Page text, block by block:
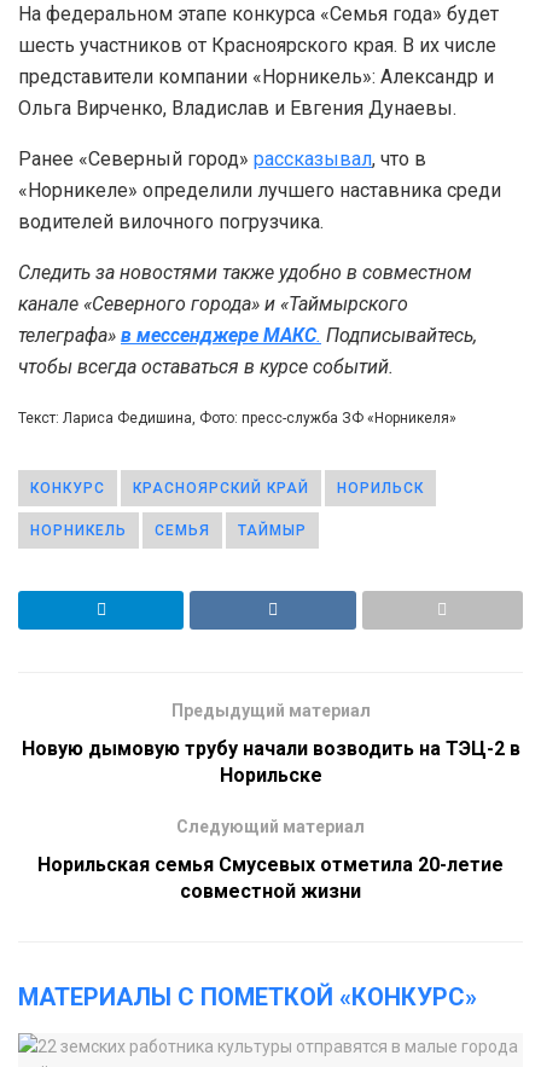
На федеральном этапе конкурса «Семья года» будет
шесть участников от Красноярского края. В их числе
представители компании «Норникель»: Александр и
Ольга Вирченко, Владислав и Евгения Дунаевы.
Ранее «Северный город» рассказывал, что в
«Норникеле» определили лучшего наставника среди
водителей вилочного погрузчика.
Следить за новостями также удобно в совместном
канале «Северного города» и «Таймырского
телеграфа» в мессенджере MAКС. Подписывайтесь,
чтобы всегда оставаться в курсе событий.
Текст: Лариса Федишина, Фото: пресс-служба ЗФ «Норникеля»
КОНКУРС КРАСНОЯРСКИЙ КРАЙ НОРИЛЬСК
НОРНИКЕЛЬ СЕМЬЯ ТАЙМЫР
Предыдущий материал
Новую дымовую трубу начали возводить на ТЭЦ-2 в
Норильске
Следующий материал
Норильская семья Смусевых отметила 20-летие
совместной жизни
МАТЕРИАЛЫ С ПОМЕТКОЙ «КОНКУРС»